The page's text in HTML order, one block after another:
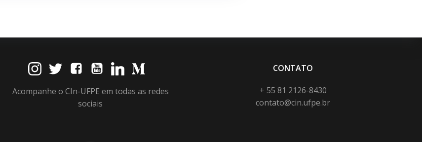
Acompanhe o CIn-UFPE em todas as redes
sociais
CONTATO
+ 55 81 2126-8430
contato@cin.ufpe.br